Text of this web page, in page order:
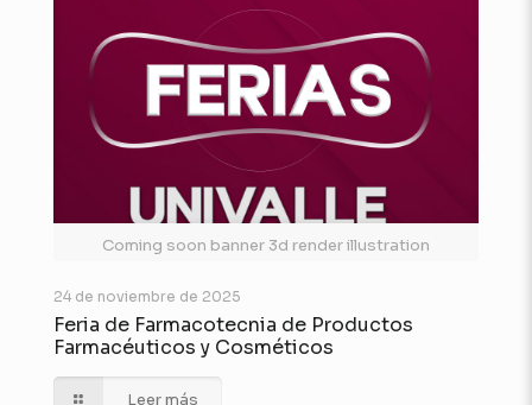
Coming soon banner 3d render illustration
24 de noviembre de 2025
Feria de Farmacotecnia de Productos
Farmacéuticos y Cosméticos
Leer más